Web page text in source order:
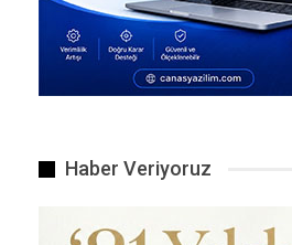
Haber Veriyoruz